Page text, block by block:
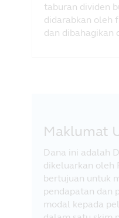
taburan dividen
didarabkan oleh
dan dibahagikan
Maklumat
Dana ini adalah
dikeluarkan oleh
bertujuan untuk
pendapatan dan
modal kepada